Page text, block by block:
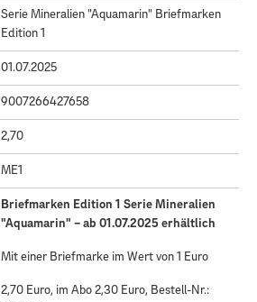
Serie Mineralien "Aquamarin" Briefmarken
Edition 1
01.07.2025
9007266427658
2,70
ME1
Briefmarken Edition 1 Serie Mineralien
"Aquamarin" – ab 01.07.2025 erhältlich
Mit einer Briefmarke im Wert von 1 Euro
2,70 Euro, im Abo 2,30 Euro, Bestell-Nr.: